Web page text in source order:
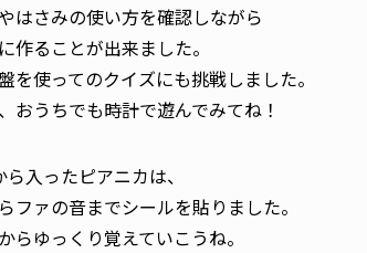
はさみの使い方を確認しながら
作ることが出来ました。
を使ってのクイズにも挑戦しました。
おうちでも時計で遊んでみてね！
ら入ったピアニカは、
ファの音までシールを貼りました。
らゆっくり覚えていこうね。